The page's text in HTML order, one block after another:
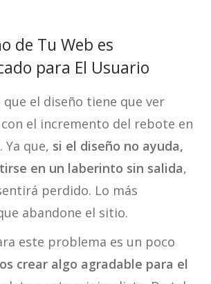
de Tu Web es
para El Usuario
el diseño tiene que ver
el incremento del rebote en
Ya que, si el diseño no ayuda,
en un laberinto sin salida,
perdido. Lo más
abandone el sitio.
este problema es un poco
crear algo agradable para el